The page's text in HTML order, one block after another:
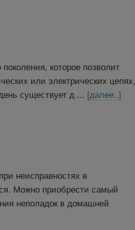
которое позволит
или электрических цепях,
существует д ... [далее..]
неисправностях в
Можно приобрести самый
неполадок в домашней